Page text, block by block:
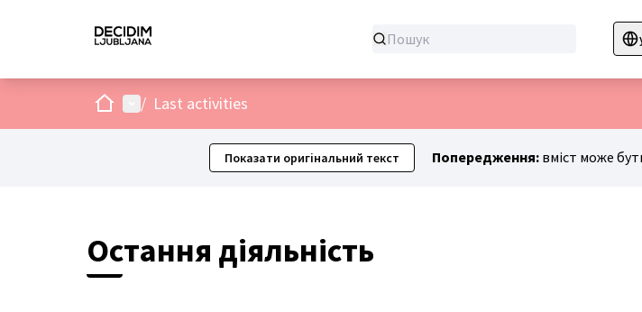
додомуГоловне меню
/ Last activities
Показати оригінальний текст Попередження: вміст може
Остання діяльність